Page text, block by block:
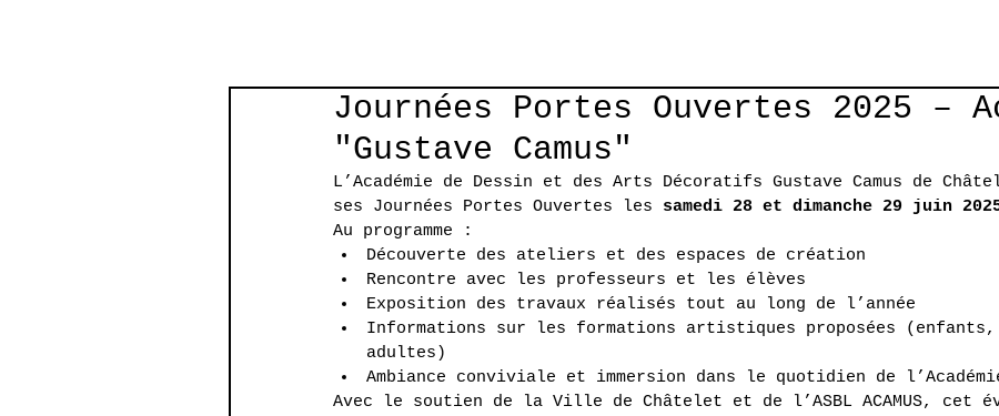
Journées Portes Ouvertes 2025 –
"Gustave Camus"
L’Académie de Dessin et des Arts Décoratifs Gustave Camus de
ses Journées Portes Ouvertes les samedi 28 et dimanche 29 juin
Au programme :
Découverte des ateliers et des espaces de création
Rencontre avec les professeurs et les élèves
Exposition des travaux réalisés tout au long de l’année
Informations sur les formations artistiques proposées (enfants,
adultes)
Ambiance conviviale et immersion dans le quotidien de
Avec le soutien de la Ville de Châtelet et de l’ASBL ACAMUS, cet